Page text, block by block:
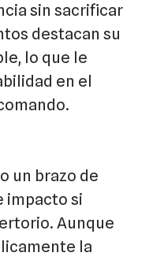
sin sacrificar
destacan su
lo que le
en el
un brazo de
impacto si
Aunque
la